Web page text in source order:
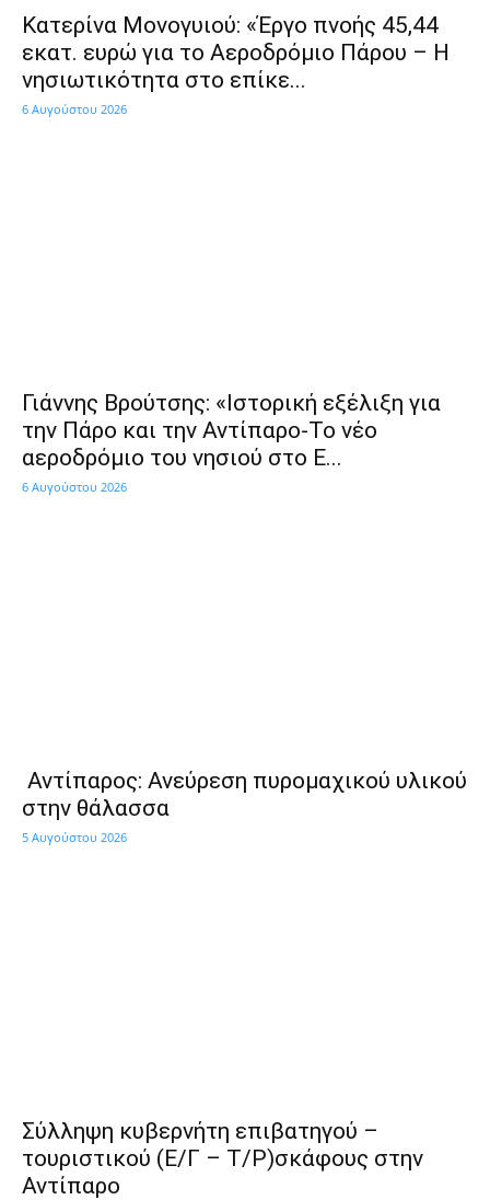
Κατερίνα Μονογυιού: «Έργο πνοής 45,44
εκατ. ευρώ για το Αεροδρόμιο Πάρου – Η
νησιωτικότητα στο επίκε...
6 Αυγούστου 2026
Γιάννης Βρούτσης: «Ιστορική εξέλιξη για
την Πάρο και την Αντίπαρο-Το νέο
αεροδρόμιο του νησιού στο Ε...
6 Αυγούστου 2026
Αντίπαρος: Ανεύρεση πυρομαχικού υλικού
στην θάλασσα
5 Αυγούστου 2026
Σύλληψη κυβερνήτη επιβατηγού –
τουριστικού (Ε/Γ – Τ/Ρ)σκάφους στην
Αντίπαρο